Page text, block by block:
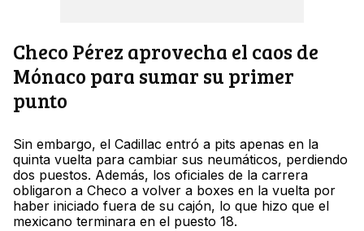
Checo Pérez aprovecha el caos de
Mónaco para sumar su primer
punto
Sin embargo, el Cadillac entró a pits apenas en la
quinta vuelta para cambiar sus neumáticos, perdiendo
dos puestos. Además, los oficiales de la carrera
obligaron a Checo a volver a boxes en la vuelta por
haber iniciado fuera de su cajón, lo que hizo que el
mexicano terminara en el puesto 18.